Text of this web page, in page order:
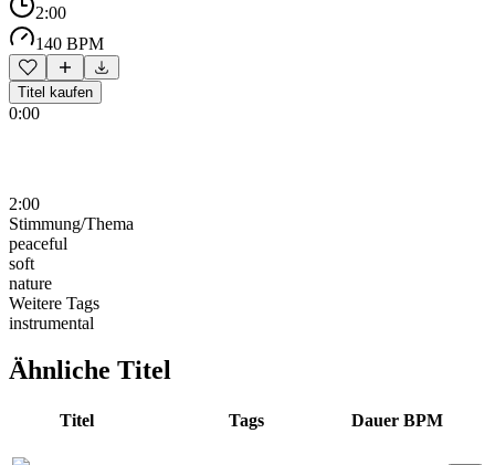
2:00
140 BPM
Titel kaufen
0:00
2:00
Stimmung/Thema
peaceful
soft
nature
Weitere Tags
instrumental
Ähnliche Titel
Titel Tags Dauer BPM